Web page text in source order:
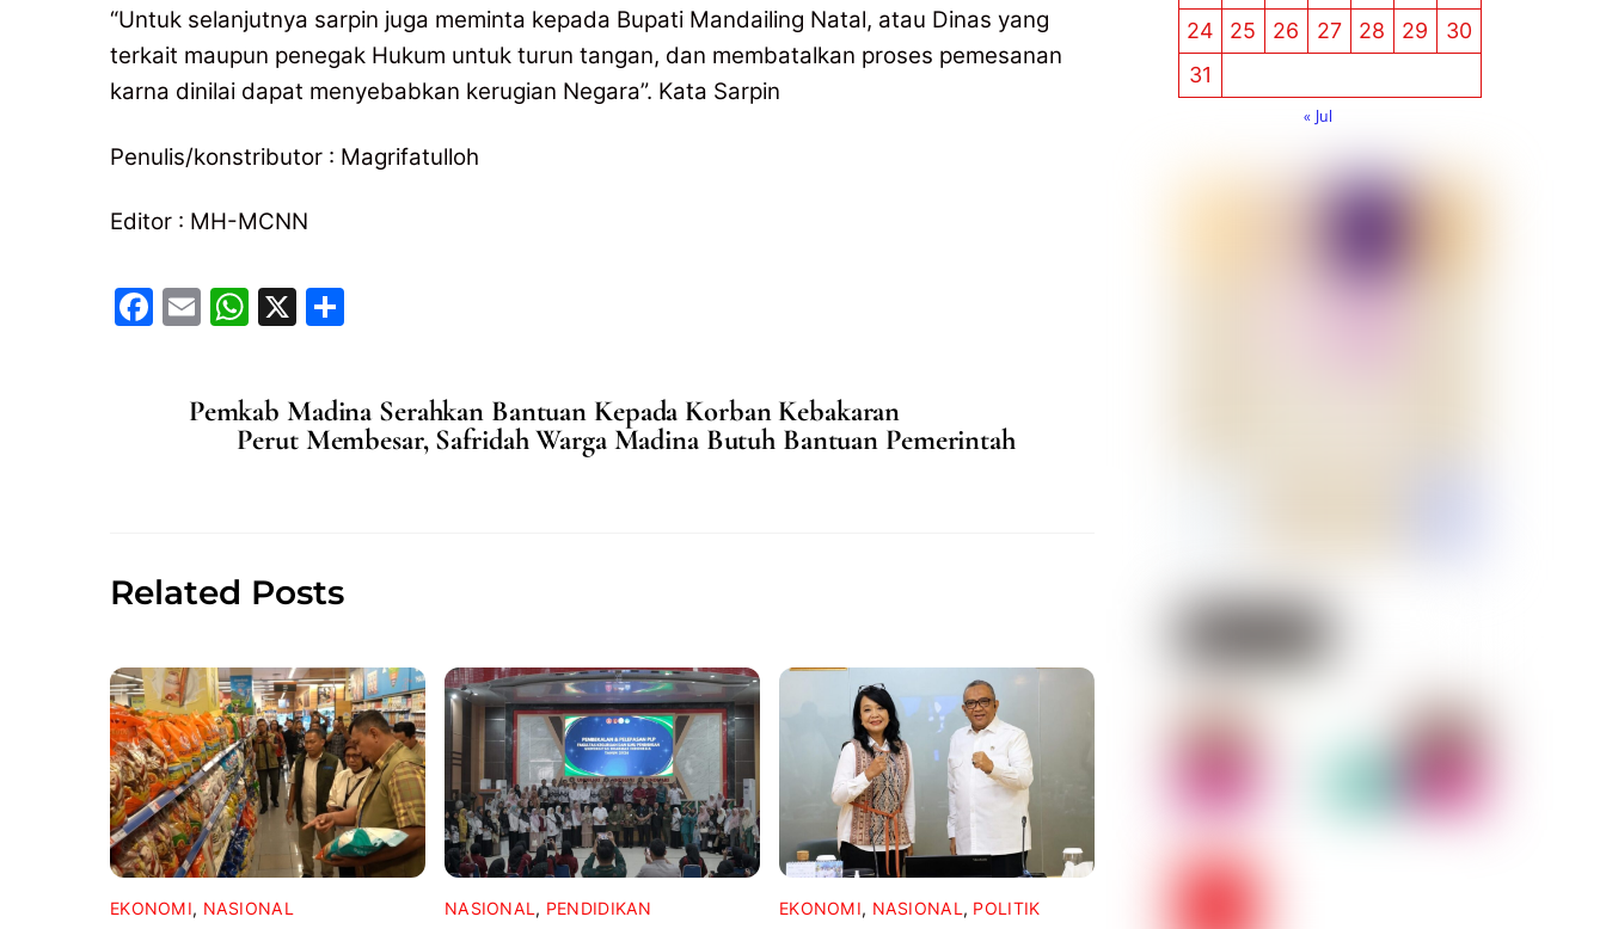
“Untuk selanjutnya sarpin juga meminta kepada Bupati Mandailing Natal, atau Dinas yang
terkait maupun penegak Hukum untuk turun tangan, dan membatalkan proses pemesanan
karna dinilai dapat menyebabkan kerugian Negara”. Kata Sarpin
Penulis/konstributor : Magrifatulloh
Editor : MH-MCNN
F
k
E
l
W
s
A
X
e
Pemkab Madina Serahkan Bantuan Kepada Korban Kebakaran
Perut Membesar, Safridah Warga Madina Butuh Bantuan Pemerintah
Related Posts
EKONOMI, NASIONAL NASIONAL , PENDIDIKAN EKONOMI, NASIONAL , POLITIK
24
25 26 27 28 29
30
31
« Jul